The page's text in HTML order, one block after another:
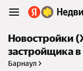
Новостройки
застройщика
Барнаул